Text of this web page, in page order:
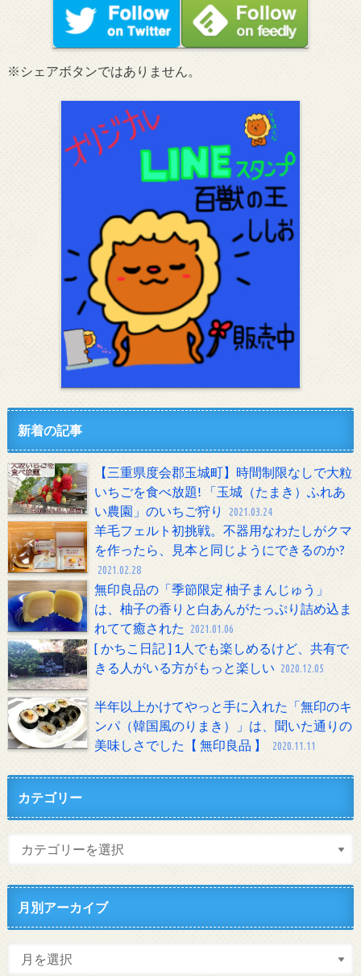
※シェアボタンではありません。
新着の記事
【三重県度会郡玉城町】時間制限なしで大粒
いちごを食べ放題! 「玉城（たまき）ふれあ
い農園」のいちご狩り
2021.03.24
羊毛フェルト初挑戦。不器用なわたしがクマ
を作ったら、見本と同じようにできるのか?
2021.02.28
無印良品の「季節限定 柚子まんじゅう」
は、柚子の香りと白あんがたっぷり詰め込ま
れてて癒された
2021.01.06
[ かちこ日記 ] 1人でも楽しめるけど、共有で
きる人がいる方がもっと楽しい 2020.12.05
半年以上かけてやっと手に入れた「無印のキ
ンパ（韓国風のりまき）」は、聞いた通りの
美味しさでした【 無印良品 】
2020.11.11
カテゴリー
月別アーカイブ